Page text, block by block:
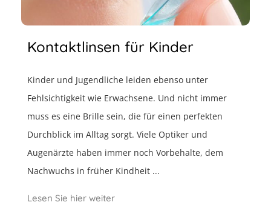
Kontaktlinsen für Kinder
Kinder und Jugendliche leiden ebenso unter
Fehlsichtigkeit wie Erwachsene. Und nicht immer
muss es eine Brille sein, die für einen perfekten
Durchblick im Alltag sorgt. Viele Optiker und
Augenärzte haben immer noch Vorbehalte, dem
Nachwuchs in früher Kindheit ...
Lesen Sie hier weiter